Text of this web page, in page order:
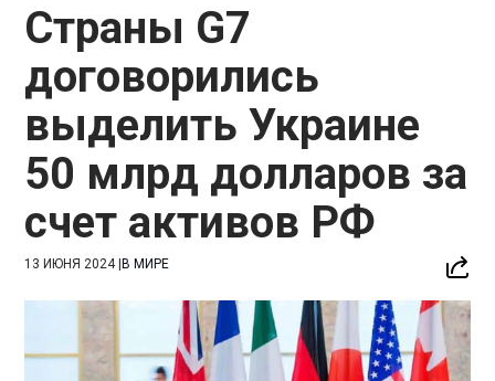
Страны G7
договорились
выделить Украине
50 млрд долларов за
счет активов РФ
13 ИЮНЯ 2024|В МИРЕ